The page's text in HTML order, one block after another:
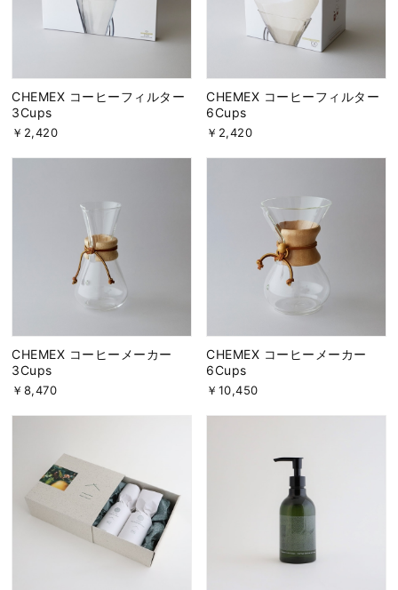
CHEMEX コーヒーフィルター
3Cups
￥2,420
CHEMEX コーヒーフィルター
6Cups
￥2,420
CHEMEX コーヒーメーカー
3Cups
￥8,470
CHEMEX コーヒーメーカー
6Cups
￥10,450